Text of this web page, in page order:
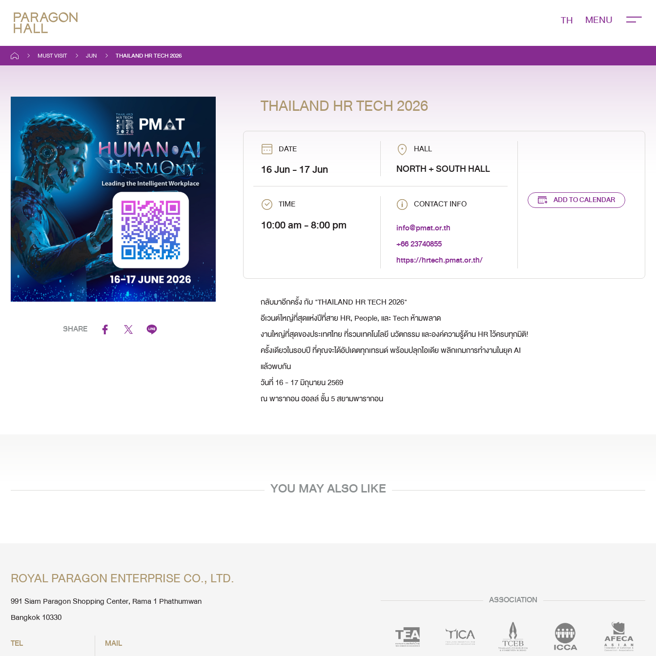
TH
MUST VISIT JUN THAILAND HR TECH 2026
SHARE
THAILAND HR TECH 2026
DATE
16 Jun- 17 Jun
HALL
NORTH + SOUTH HALL
TIME
10:00 am- 8:00 pm
CONTACT INFO
info@pmat.or.th
+66 23740855
https://hrtech.pmat.or.th/
ADD TO CALENDAR
กลับมาอีกครั้ง กับ "THAILAND HR TECH 2026"
อีเวนต์ใหญ่ที่สุดแห่งปีที่สาย HR, People, และ Tech ห้ามพลาด
งานใหญ่ที่สุดของประเทศไทย ที่รวมเทคโนโลยี นวัตกรรม และองค์ความรู้ด้าน HR ไว้ครบทุกมิติ!
ครั้งเดียวในรอบปี ที่คุณจะได้อัปเดตทุกเทรนด์ พร้อมปลุกไอเดีย พลิกเกมการทำงานในยุค AI
แล้วพบกัน
วันที่ 16 - 17 มิถุนายน 2569
ณ พารากอน ฮอลล์ ชั้น 5 สยามพารากอน
YOU MAY ALSO LIKE
ROYAL PARAGON ENTERPRISE CO., LTD.
991 Siam Paragon Shopping Center, Rama 1 Phathumwan
Bangkok 10330
TEL MAIL
ASSOCIATION